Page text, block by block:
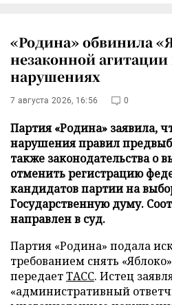
«Родина» обвинила
незаконной
нарушениях
7 августа 2026, 16:56 0
Партия «Родина» заявила,
нарушения правил
также законодательства о
отменить регистрацию
кандидатов партии на
Государственную думу.
направлен в суд.
Партия «Родина» подала
требованием снять
передаетТАСС. Истец
«административный